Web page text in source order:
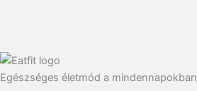
Egészséges életmód a mindennapokban